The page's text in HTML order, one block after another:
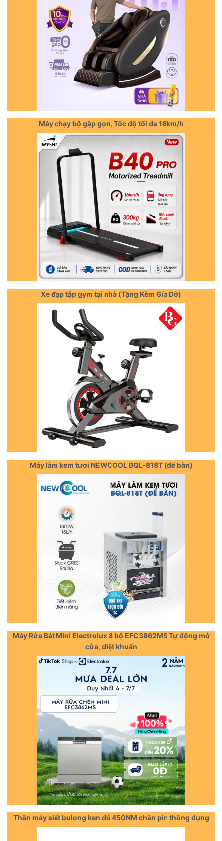
Máy chạy bộ gập gọn, Tốc độ tối đa 16km/h
Xe đạp tập gym tại nhà (Tặng Kèm Gía Đỡ)
Máy làm kem tươi NEWCOOL BQL-818T (để bàn)
Máy Rửa Bát Mini Electrolux 8 bộ EFC3862MS Tự động mở
cửa, diệt khuẩn
Thân máy siết bulong ken đỏ 450NM chân pin thông dụng